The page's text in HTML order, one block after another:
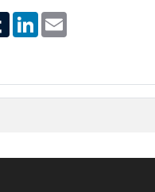
TumblrLinkedIn